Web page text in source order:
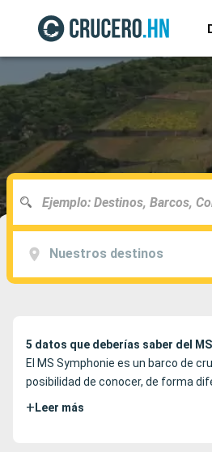
Nuestros destinos
5 datos que deberías saber del
El MS Symphonie es un barco de
posibilidad de conocer, de forma
+ Leer más